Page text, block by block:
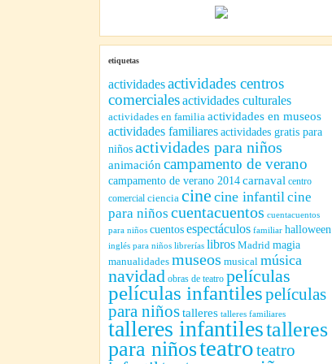
etiquetas
actividadesactividades centros
comercialesactividades culturales
actividades en familia actividades en museos
actividades familiaresactividades gratis para
niñosactividades para niños
animación campamento de verano
campamento de verano 2014carnaval centro
comercial ciencia cine cine infantilcine
para niños cuentacuentos cuentacuentos
para niños cuentosespectáculos familiar halloween
inglés para niños librerías libros Madrid magia
manualidades museos musical música
navidad obras de teatro películas
películas infantilespelículas
para niñostalleres talleres familiares
talleres infantilestalleres
para niñosteatroteatro